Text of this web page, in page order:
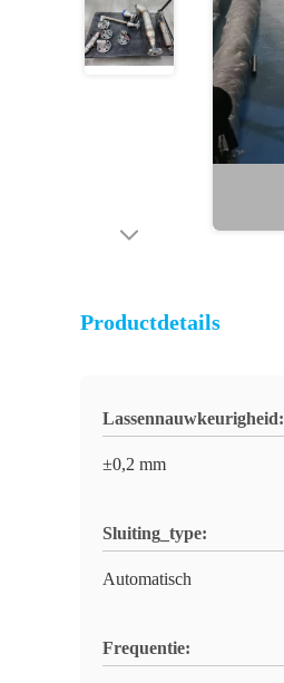
Productdetails
Lassennauwkeurigheid:
±0,2 mm
Sluiting_type:
Automatisch
Frequentie: